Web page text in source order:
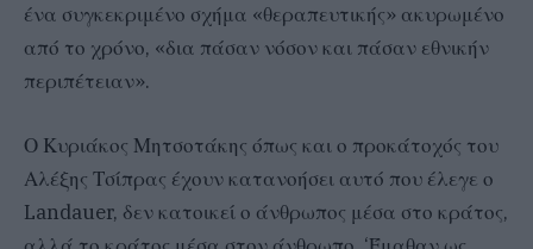
ένα συγκεκριμένο σχήμα «θεραπευτικής» ακυρωμένο
από το χρόνο, «δια πάσαν νόσον και πάσαν εθνικήν
περιπέτειαν».
Ο Κυριάκος Μητσοτάκης όπως και ο προκάτοχός του
Αλέξης Τσίπρας έχουν κατανοήσει αυτό που έλεγε ο
Landauer, δεν κατοικεί ο άνθρωπος μέσα στο κράτος,